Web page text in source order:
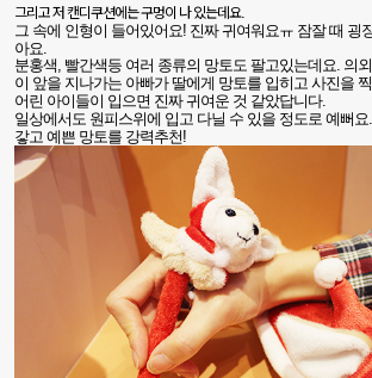
그리고 저 캔디쿠션에는 구멍이 나 있는데요.
그 속에 인형이 들어있어요! 진짜 귀여워요ㅠ 잠잘 때 굉
아요.
분홍색, 빨간색등 여러 종류의 망토도 팔고있는데요. 의
이 앞을 지나가는 아빠가 딸에게 망토를 입히고 사진을
어린 아이들이 입으면 진짜 귀여운 것 같았답니다.
일상에서도 원피스위에 입고 다닐 수 있을 정도로 예뻐요.
갛고 예쁜 망토를 강력추천!